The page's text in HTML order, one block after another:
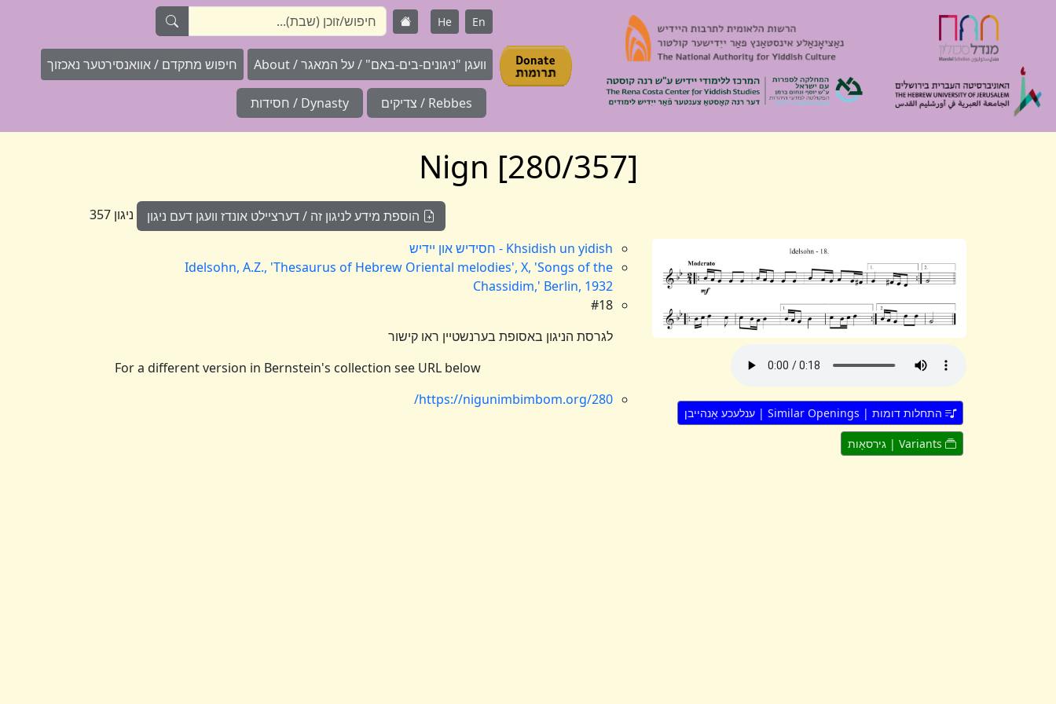
En
He
וועגן "ניגונים-בים-באם" / על המאגר / About חיפוש מתקדם / אוואנסירטער נאכזוך
Rebbes / צדיקים Dynasty / חסידות
[280/357] Nign
הוספת מידע לניגון זה / דערציילט אונדז וועגן דעם ניגון ניגון 357
התחלות דומות | Similar Openings | ענלעכע אָנהייבן
Khsidish un yidish - חסידיש און יידיש
Idelsohn, A.Z., 'Thesaurus of Hebrew Oriental melodies', X, 'Songs of the
Chassidim,' Berlin, 1932
#18
לגרסת הניגון באסופת בערנשטיין ראו קישור
For a different version in Bernstein's collection see URL below
https://nigunimbimbom.org/280/